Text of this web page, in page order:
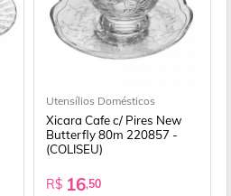
Utensílios Domésticos
Xicara Cafe c/ Pires New
Butterfly 80m 220857 -
(COLISEU)
R$ 16,50